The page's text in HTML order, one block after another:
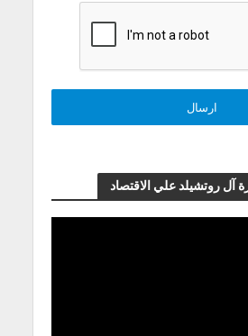
آل روتشيلد علي الاقتصاد